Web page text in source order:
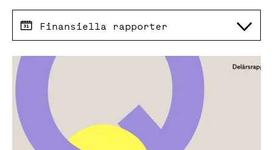
Finansiella rapporter